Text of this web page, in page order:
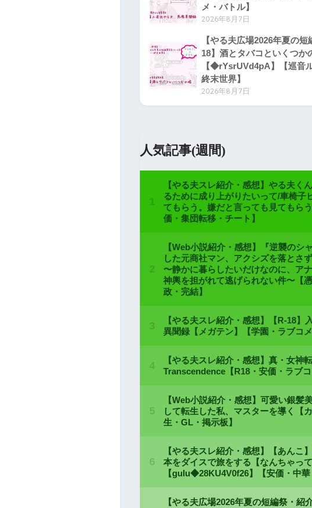
メ・バトル】
2026年8月7日
【やる夫広場2026年夏の
18】酒とタバコといくつか
【◆rYsrUVd4pA】【巡音
終末世界】
2026年8月7日
人気記事(週間)